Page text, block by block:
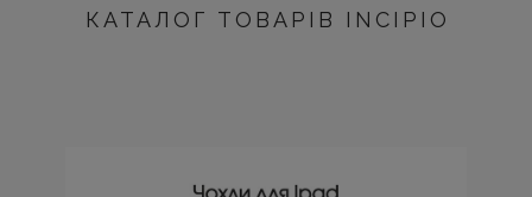
КАТАЛОГ ТОВАРІВ INCIPIO